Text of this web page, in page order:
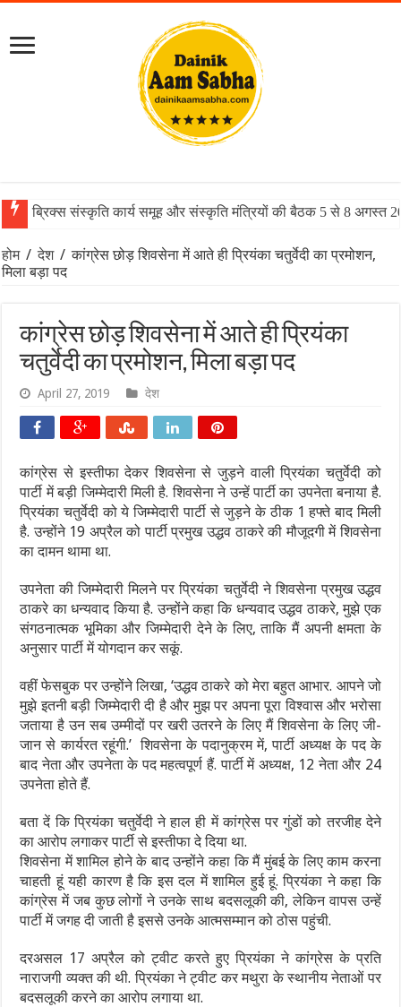
ब्रिक्स संस्कृति कार्य समूह और संस्कृति मंत्रियों की बैठक 5 से 8 अगस्त
होम / देश / कांग्रेस छोड़ शिवसेना में आते ही प्रियंका चतुर्वेदी का प्रमोशन,
मिला बड़ा पद
कांग्रेस छोड़ शिवसेना में आते ही प्रियंका
चतुर्वेदी का प्रमोशन, मिला बड़ा पद
April 27, 2019 देश
कांग्रेस से इस्तीफा देकर शिवसेना से जुड़ने वाली प्रियंका चतुर्वेदी को
पार्टी में बड़ी जिम्मेदारी मिली है. शिवसेना ने उन्हें पार्टी का उपनेता बनाया है.
प्रियंका चतुर्वेदी को ये जिम्मेदारी पार्टी से जुड़ने के ठीक 1 हफ्ते बाद मिली
है. उन्होंने 19 अप्रैल को पार्टी प्रमुख उद्धव ठाकरे की मौजूदगी में शिवसेना
का दामन थामा था.
उपनेता की जिम्मेदारी मिलने पर प्रियंका चतुर्वेदी ने शिवसेना प्रमुख उद्धव
ठाकरे का धन्यवाद किया है. उन्होंने कहा कि धन्यवाद उद्धव ठाकरे, मुझे एक
संगठनात्मक भूमिका और जिम्मेदारी देने के लिए, ताकि मैं अपनी क्षमता के
अनुसार पार्टी में योगदान कर सकूं.
वहीं फेसबुक पर उन्होंने लिखा, ‘उद्धव ठाकरे को मेरा बहुत आभार. आपने जो
मुझे इतनी बड़ी जिम्मेदारी दी है और मुझ पर अपना पूरा विश्वास और भरोसा
जताया है उन सब उम्मीदों पर खरी उतरने के लिए मैं शिवसेना के लिए जी-
जान से कार्यरत रहूंगी.’ शिवसेना के पदानुक्रम में, पार्टी अध्यक्ष के पद के
बाद नेता और उपनेता के पद महत्वपूर्ण हैं. पार्टी में अध्यक्ष, 12 नेता और 24
उपनेता होते हैं.
बता दें कि प्रियंका चतुर्वेदी ने हाल ही में कांग्रेस पर गुंडों को तरजीह देने
का आरोप लगाकर पार्टी से इस्तीफा दे दिया था.
शिवसेना में शामिल होने के बाद उन्होंने कहा कि मैं मुंबई के लिए काम करना
चाहती हूं यही कारण है कि इस दल में शामिल हुई हूं. प्रियंका ने कहा कि
कांग्रेस में जब कुछ लोगों ने उनके साथ बदसलूकी की, लेकिन वापस उन्हें
पार्टी में जगह दी जाती है इससे उनके आत्मसम्मान को ठोस पहुंची.
दरअसल 17 अप्रैल को ट्वीट करते हुए प्रियंका ने कांग्रेस के प्रति
नाराजगी व्यक्त की थी. प्रियंका ने ट्वीट कर मथुरा के स्थानीय नेताओं पर
बदसलूकी करने का आरोप लगाया था.